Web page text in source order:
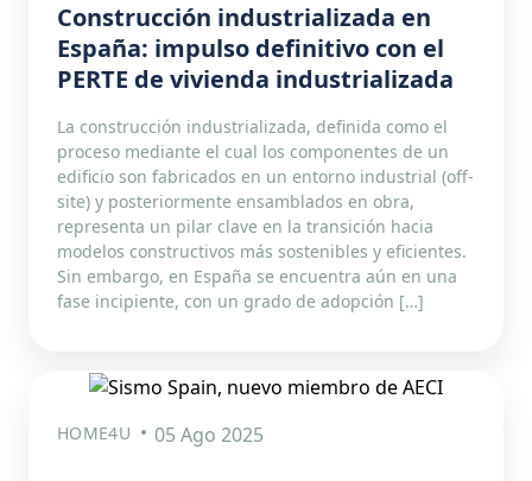
Construcción industrializada en
España: impulso definitivo con el
PERTE de vivienda industrializada
La construcción industrializada, definida como el
proceso mediante el cual los componentes de un
edificio son fabricados en un entorno industrial (off-
site) y posteriormente ensamblados en obra,
representa un pilar clave en la transición hacia
modelos constructivos más sostenibles y eficientes.
Sin embargo, en España se encuentra aún en una
fase incipiente, con un grado de adopción […]
HOME4U 05 Ago 2025